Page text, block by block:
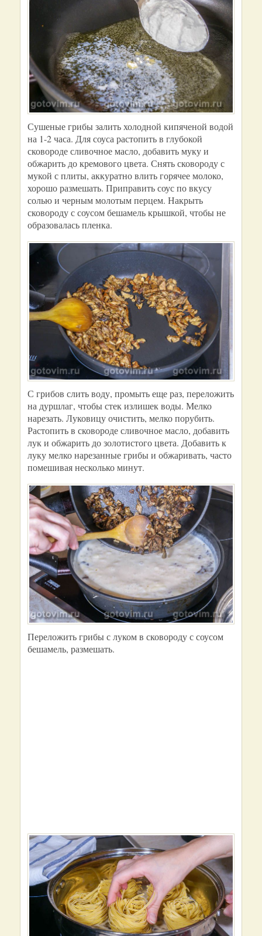
Сушеные грибы залить холодной кипяченой водой
на 1-2 часа. Для соуса растопить в глубокой
сковороде сливочное масло, добавить муку и
обжарить до кремового цвета. Снять сковороду с
мукой с плиты, аккуратно влить горячее молоко,
хорошо размешать. Приправить соус по вкусу
солью и черным молотым перцем. Накрыть
сковороду с соусом бешамель крышкой, чтобы не
образовалась пленка.
С грибов слить воду, промыть еще раз, переложить
на дуршлаг, чтобы стек излишек воды. Мелко
нарезать. Луковицу очистить, мелко порубить.
Растопить в сковороде сливочное масло, добавить
лук и обжарить до золотистого цвета. Добавить к
луку мелко нарезанные грибы и обжаривать, часто
помешивая несколько минут.
Переложить грибы с луком в сковороду с соусом
бешамель, размешать.